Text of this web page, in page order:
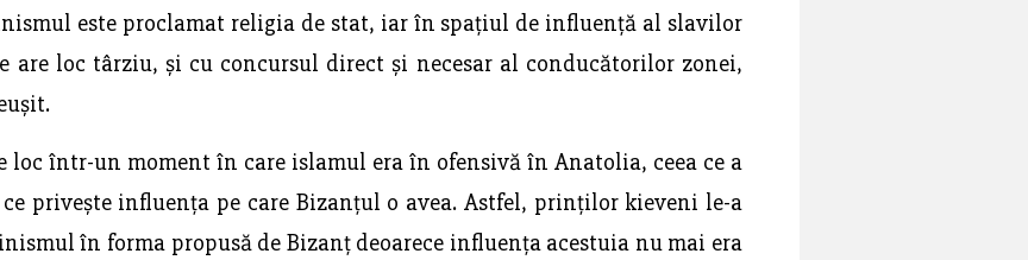
este proclamat religia de stat, iar în spațiul de influență al slavilor
are loc târziu, și cu concursul direct și necesar al conducătorilor zonei,
loc într-un moment în care islamul era în ofensivă în Anatolia, ceea ce a
privește influența pe care Bizanțul o avea. Astfel, prinților kieveni le-a
în forma propusă de Bizanț deoarece influența acestuia nu mai era